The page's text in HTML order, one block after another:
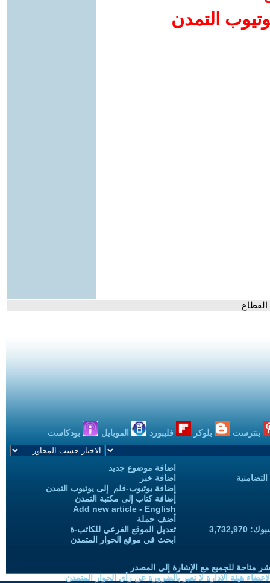
التمدن
بنترست بلوكر فليبورد الموبايل بودكاست
اضافة موضوع جديد
اضافة خبر
إضافة يوتيوب-فلم إلى يوتيوب التمدن
إضافة كتاب إلى مكتبة التمدن
Add new article - English
أضف حملة
تعديل الموقع الفرعي للكاتب-ة
ابحث في موقع الحوار المتمدن
متاحة للجميع مع الإشارة إلى المصدر
هيئة الادارة لا تعبر بالضرورة عن رأي الحوار المتمدن